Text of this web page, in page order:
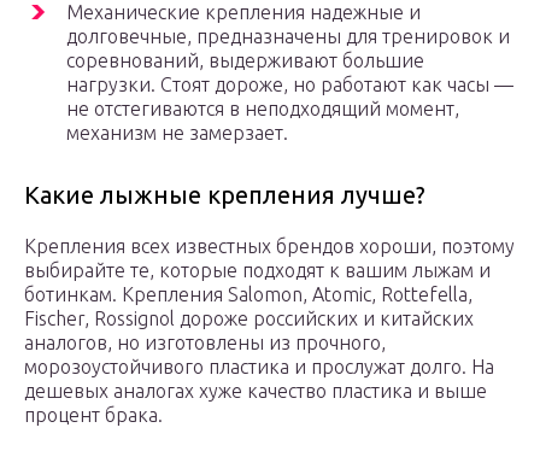
Механические крепления надежные и
долговечные, предназначены для тренировок и
соревнований, выдерживают большие
нагрузки. Стоят дороже, но работают как часы —
не отстегиваются в неподходящий момент,
механизм не замерзает.
Какие лыжные крепления лучше?
Крепления всех известных брендов хороши, поэтому
выбирайте те, которые подходят к вашим лыжам и
ботинкам. Крепления Salomon, Atomic, Rottefella,
Fischer, Rossignol дороже российских и китайских
аналогов, но изготовлены из прочного,
морозоустойчивого пластика и прослужат долго. На
дешевых аналогах хуже качество пластика и выше
процент брака.